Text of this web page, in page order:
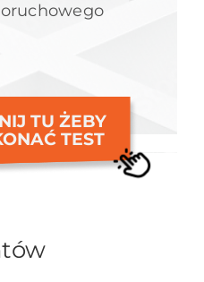
TU ŻEBY
TEST